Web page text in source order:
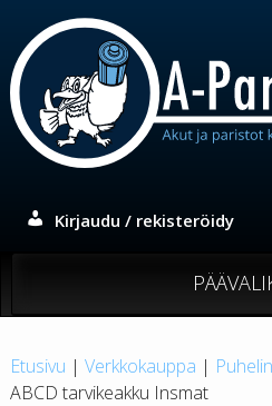
sisältöön
Kirjaudu / rekisteröidy
Etusivu | Verkkokauppa |
ABCD tarvikeakku Insmat